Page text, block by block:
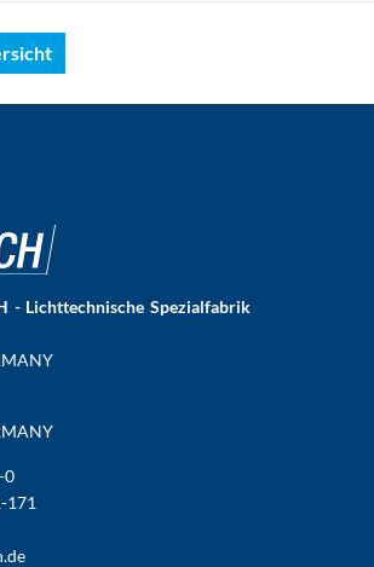
- Lichttechnische Spezialfabrik
0
171